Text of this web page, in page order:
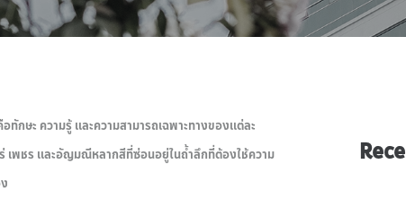
กษะ ความรู้ และความสามารถเฉพาะทางของแต่ละ
เพชร และอัญมณีหลากสีที่ซ่อนอยู่ในถ้ำลึกที่ต้องใช้ความ